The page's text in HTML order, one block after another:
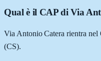
Qual è il CAP di Via
Via Antonio Catera rientra nel
(CS).